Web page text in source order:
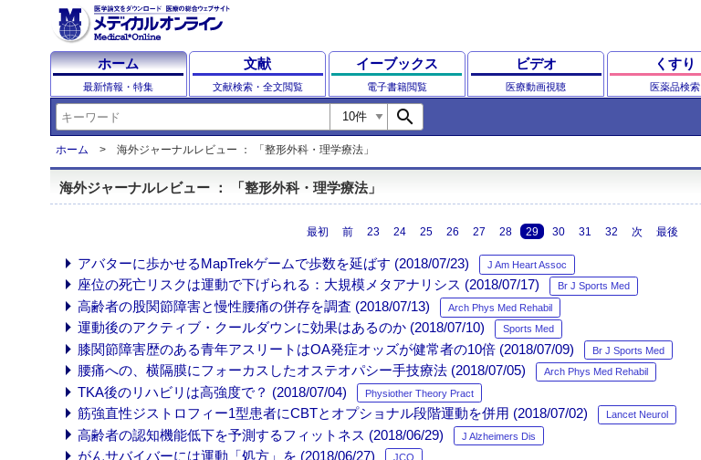
ホーム
最新情報・特集
文献
文献検索・全文閲覧
イーブックス
電子書籍閲覧
ビデオ
医療動画視聴
くすり
医薬品検索
search
ホーム 海外ジャーナルレビュー ： 「整形外科・理学療法」
海外ジャーナルレビュー ： 「整形外科・理学療法」
最初 前 23 24 25 26 27 28 29 30 31 32 次 最後
アバターに歩かせるMapTrekゲームで歩数を延ばす (2018/07/23) J Am Heart Assoc
座位の死亡リスクは運動で下げられる：大規模メタアナリシス (2018/07/17) Br J Sports Med
高齢者の股関節障害と慢性腰痛の併存を調査 (2018/07/13) Arch Phys Med Rehabil
運動後のアクティブ・クールダウンに効果はあるのか (2018/07/10) Sports Med
膝関節障害歴のある青年アスリートはOA発症オッズが健常者の10倍 (2018/07/09) Br J Sports Med
腰痛への、横隔膜にフォーカスしたオステオパシー手技療法 (2018/07/05) Arch Phys Med Rehabil
TKA後のリハビリは高強度で？ (2018/07/04) Physiother Theory Pract
筋強直性ジストロフィー1型患者にCBTとオプショナル段階運動を併用 (2018/07/02) Lancet Neurol
高齢者の認知機能低下を予測するフィットネス (2018/06/29) J Alzheimers Dis
がんサバイバーには運動「処方」を (2018/06/27) JCO